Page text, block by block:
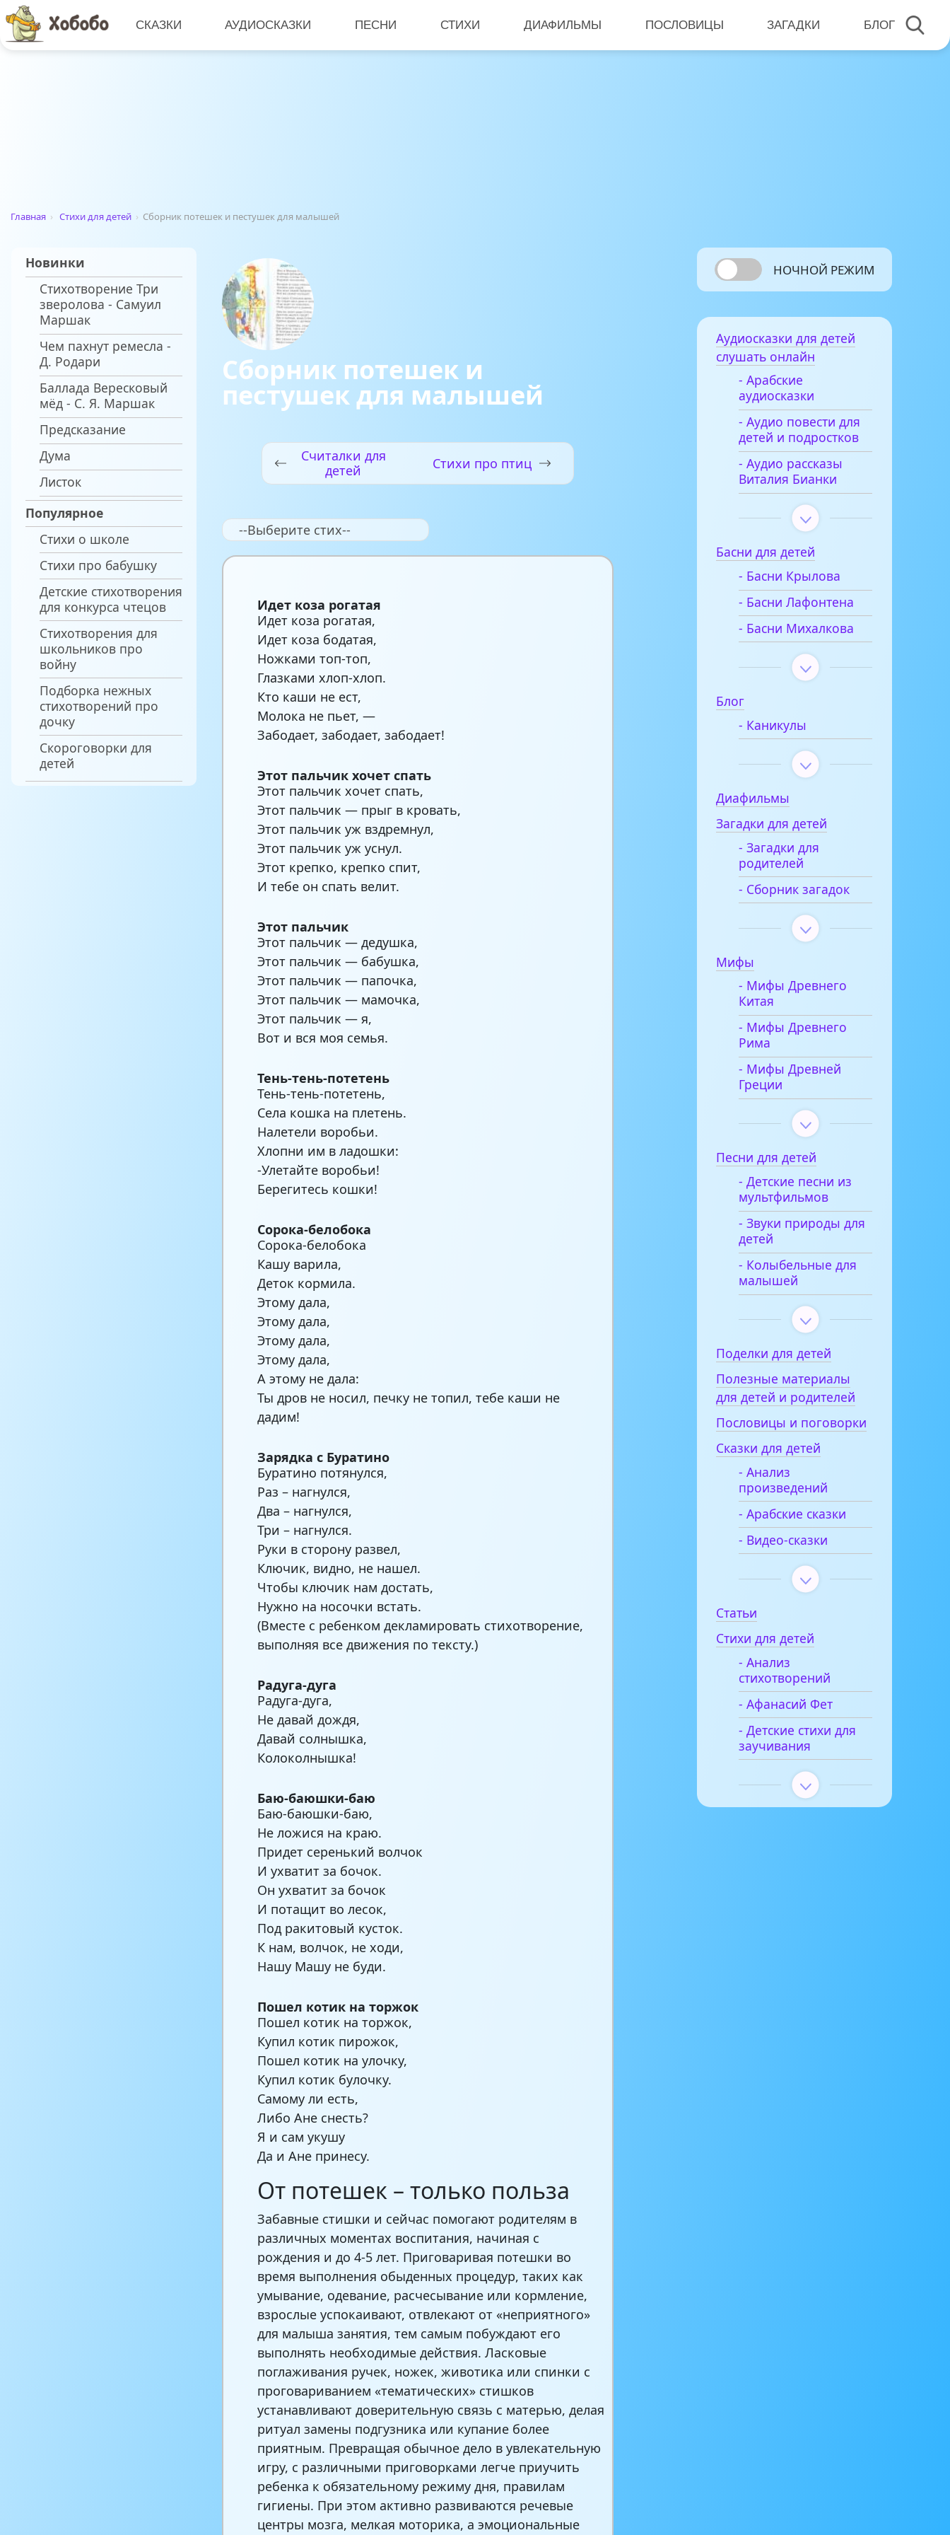
СКАЗКИ АУДИОСКАЗКИ ПЕСНИ СТИХИ ДИАФИЛЬМЫ ПОСЛОВИЦЫ ЗАГАДКИ БЛОГ
Главная › Стихи для детей › Сборник потешек и пестушек для малышей
Новинки
Стихотворение Три
зверолова - Самуил
Маршак
Чем пахнут ремесла -
Д. Родари
Баллада Вересковый
мёд - С. Я. Маршак
Предсказание
Дума
Листок
Популярное
Стихи о школе
Стихи про бабушку
Детские стихотворения
для конкурса чтецов
Стихотворения для
школьников про
войну
Подборка нежных
стихотворений про
дочку
Скороговорки для
детей
Сборник потешек и
пестушек для малышей
Считалки для
детей
Стихи про птиц
--Выберите стих--
Идет коза рогатая
Идет коза рогатая,
Идет коза бодатая,
Ножками топ-топ,
Глазками хлоп-хлоп.
Кто каши не ест,
Молока не пьет, —
Забодает, забодает, забодает!
Этот пальчик хочет спать
Этот пальчик хочет спать,
Этот пальчик — прыг в кровать,
Этот пальчик уж вздремнул,
Этот пальчик уж уснул.
Этот крепко, крепко спит,
И тебе он спать велит.
Этот пальчик
Этот пальчик — дедушка,
Этот пальчик — бабушка,
Этот пальчик — папочка,
Этот пальчик — мамочка,
Этот пальчик — я,
Вот и вся моя семья.
Тень-тень-потетень
Тень-тень-потетень,
Села кошка на плетень.
Налетели воробьи.
Хлопни им в ладошки:
-Улетайте воробьи!
Берегитесь кошки!
Сорока-белобока
Сорока-белобока
Кашу варила,
Деток кормила.
Этому дала,
Этому дала,
Этому дала,
Этому дала,
А этому не дала:
Ты дров не носил, печку не топил, тебе каши не
дадим!
Зарядка с Буратино
Буратино потянулся,
Раз – нагнулся,
Два – нагнулся,
Три – нагнулся.
Руки в сторону развел,
Ключик, видно, не нашел.
Чтобы ключик нам достать,
Нужно на носочки встать.
(Вместе с ребенком декламировать стихотворение,
выполняя все движения по тексту.)
Радуга-дуга
Радуга-дуга,
Не давай дождя,
Давай солнышка,
Колоколнышка!
Баю-баюшки-баю
Баю-баюшки-баю,
Не ложися на краю.
Придет серенький волчок
И ухватит за бочок.
Он ухватит за бочок
И потащит во лесок,
Под ракитовый кусток.
К нам, волчок, не ходи,
Нашу Машу не буди.
Пошел котик на торжок
Пошел котик на торжок,
Купил котик пирожок,
Пошел котик на улочку,
Купил котик булочку.
Самому ли есть,
Либо Ане снесть?
Я и сам укушу
Да и Ане принесу.
От потешек – только польза
Забавные стишки и сейчас помогают родителям в
различных моментах воспитания, начиная с
рождения и до 4-5 лет. Приговаривая потешки во
время выполнения обыденных процедур, таких как
умывание, одевание, расчесывание или кормление,
взрослые успокаивают, отвлекают от «неприятного»
для малыша занятия, тем самым побуждают его
выполнять необходимые действия. Ласковые
поглаживания ручек, ножек, животика или спинки с
проговариванием «тематических» стишков
устанавливают доверительную связь с матерью, делая
ритуал замены подгузника или купание более
приятным. Превращая обычное дело в увлекательную
игру, с различными приговорками легче приучить
ребенка к обязательному режиму дня, правилам
гигиены. При этом активно развиваются речевые
центры мозга, мелкая моторика, а эмоциональные
НОЧНОЙ РЕЖИМ
Аудиосказки для детей
слушать онлайн
- Арабские
аудиосказки
- Аудио повести для
детей и подростков
- Аудио рассказы
Виталия Бианки
Басни для детей
- Басни Крылова
- Басни Лафонтена
- Басни Михалкова
Блог
- Каникулы
Диафильмы
Загадки для детей
- Загадки для
родителей
- Сборник загадок
Мифы
- Мифы Древнего
Китая
- Мифы Древнего
Рима
- Мифы Древней
Греции
Песни для детей
- Детские песни из
мультфильмов
- Звуки природы для
детей
- Колыбельные для
малышей
Поделки для детей
Полезные материалы
для детей и родителей
Пословицы и поговорки
Сказки для детей
- Анализ
произведений
- Арабские сказки
- Видео-сказки
Статьи
Стихи для детей
- Анализ
стихотворений
- Афанасий Фет
- Детские стихи для
заучивания